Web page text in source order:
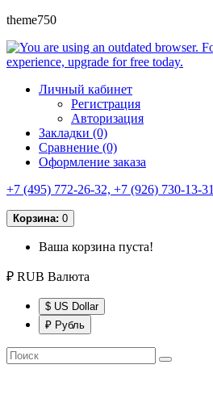
theme750
Личный кабинет
Регистрация
Авторизация
Закладки (0)
Сравнение (0)
Оформление заказа
+7 (495) 772-26-32, +7 (926) 730-13-31
Корзина: 0
Ваша корзина пуста!
₽ RUB Валюта
$ US Dollar
₽ Рубль